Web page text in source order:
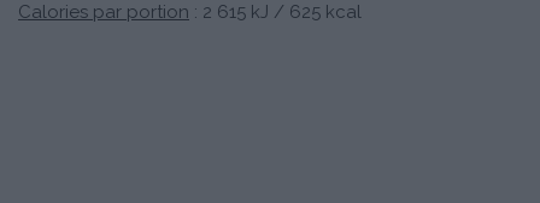
Calories par portion : 2 615 kJ / 625 kcal